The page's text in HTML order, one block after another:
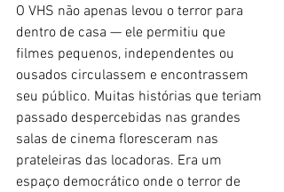
O VHS não apenas levou o terror para
dentro de casa — ele permitiu que
filmes pequenos, independentes ou
ousados circulassem e encontrassem
seu público. Muitas histórias que teriam
passado despercebidas nas grandes
salas de cinema floresceram nas
prateleiras das locadoras. Era um
espaço democrático onde o terror de